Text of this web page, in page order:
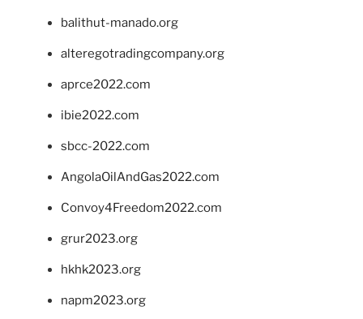
balithut-manado.org
alteregotradingcompany.org
aprce2022.com
ibie2022.com
sbcc-2022.com
AngolaOilAndGas2022.com
Convoy4Freedom2022.com
grur2023.org
hkhk2023.org
napm2023.org